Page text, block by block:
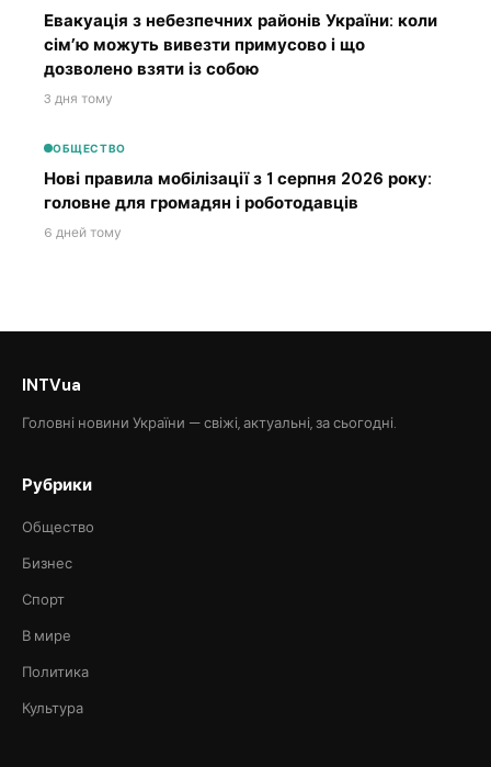
Евакуація з небезпечних районів України: коли
сім’ю можуть вивезти примусово і що
дозволено взяти із собою
3 дня тому
ОБЩЕСТВО
Нові правила мобілізації з 1 серпня 2026 року:
головне для громадян і роботодавців
6 дней тому
INTVua
Головні новини України — свіжі, актуальні, за сьогодні.
Рубрики
Общество
Бизнес
Спорт
В мире
Политика
Культура